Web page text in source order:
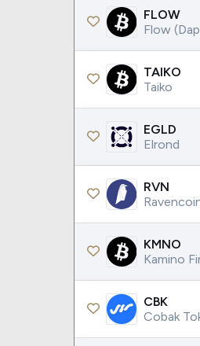
FLOW
Flow
TAIKO
Taiko
EGLD
Elrond
RVN
KMNO
Kamino
CBK
Cobak